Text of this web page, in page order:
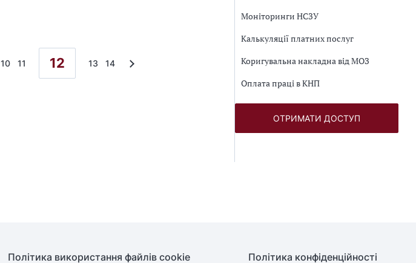
10 11 12 13 14
Моніторинги НСЗУ
Калькуляції платних послуг
Коригувальна накладна від МОЗ
Оплата праці в КНП
ОТРИМАТИ ДОСТУП
Політика використання файлів cookie Політика конфіденційності